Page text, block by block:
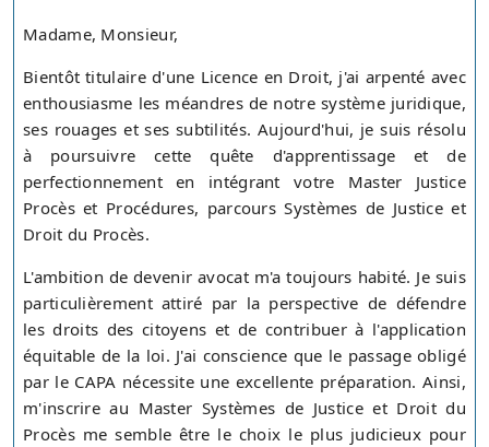
Madame, Monsieur,
Bientôt titulaire d'une Licence en Droit, j'ai arpenté avec
enthousiasme les méandres de notre système juridique,
ses rouages et ses subtilités. Aujourd'hui, je suis résolu
à poursuivre cette quête d'apprentissage et de
perfectionnement en intégrant votre Master Justice
Procès et Procédures, parcours Systèmes de Justice et
Droit du Procès.
L'ambition de devenir avocat m'a toujours habité. Je suis
particulièrement attiré par la perspective de défendre
les droits des citoyens et de contribuer à l'application
équitable de la loi. J'ai conscience que le passage obligé
par le CAPA nécessite une excellente préparation. Ainsi,
m'inscrire au Master Systèmes de Justice et Droit du
Procès me semble être le choix le plus judicieux pour